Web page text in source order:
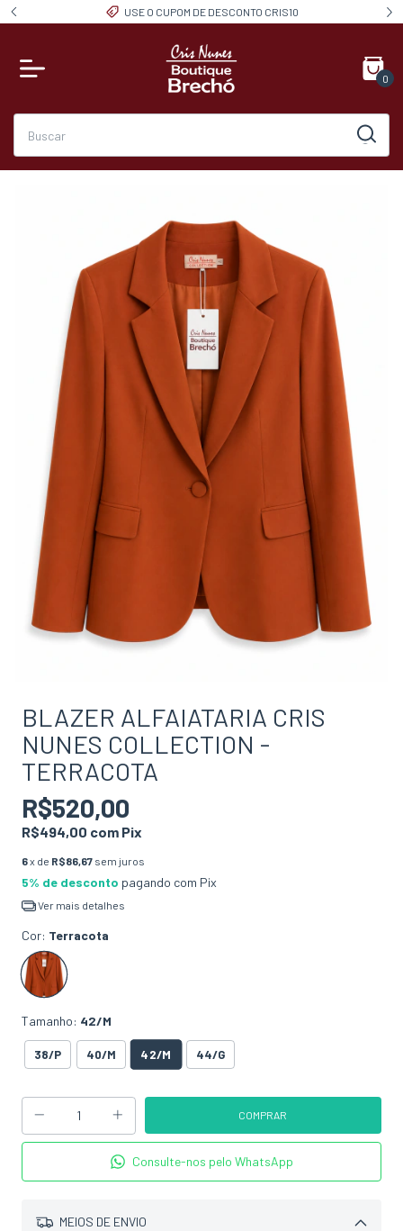
USE O CUPOM DE DESCONTO CRIS10
0
BLAZER ALFAIATARIA CRIS
NUNES COLLECTION -
TERRACOTA
R$520,00
R$494,00 com Pix
6x de R$86,67 sem juros
5% de desconto pagando com Pix
Ver mais detalhes
Cor: Terracota
Tamanho: 42/M
38/P 40/M 42/M 44/G
Consulte-nos pelo WhatsApp
MEIOS DE ENVIO